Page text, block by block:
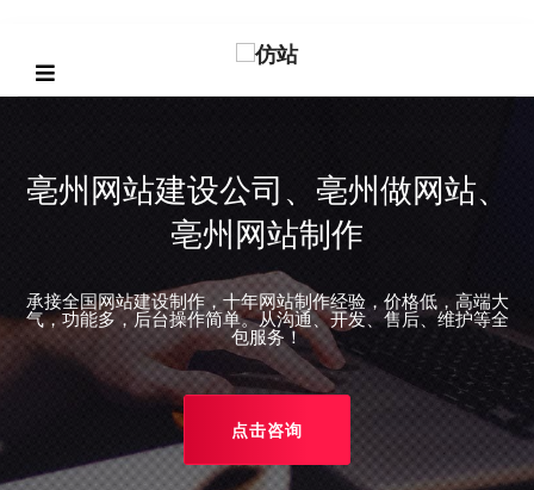
亳州网站建设公司、亳州做网站、
亳州网站制作
承接全国网站建设制作，十年网站制作经验，价格低，高端大
气，功能多，后台操作简单。从沟通、开发、售后、维护等全
包服务！
点击咨询